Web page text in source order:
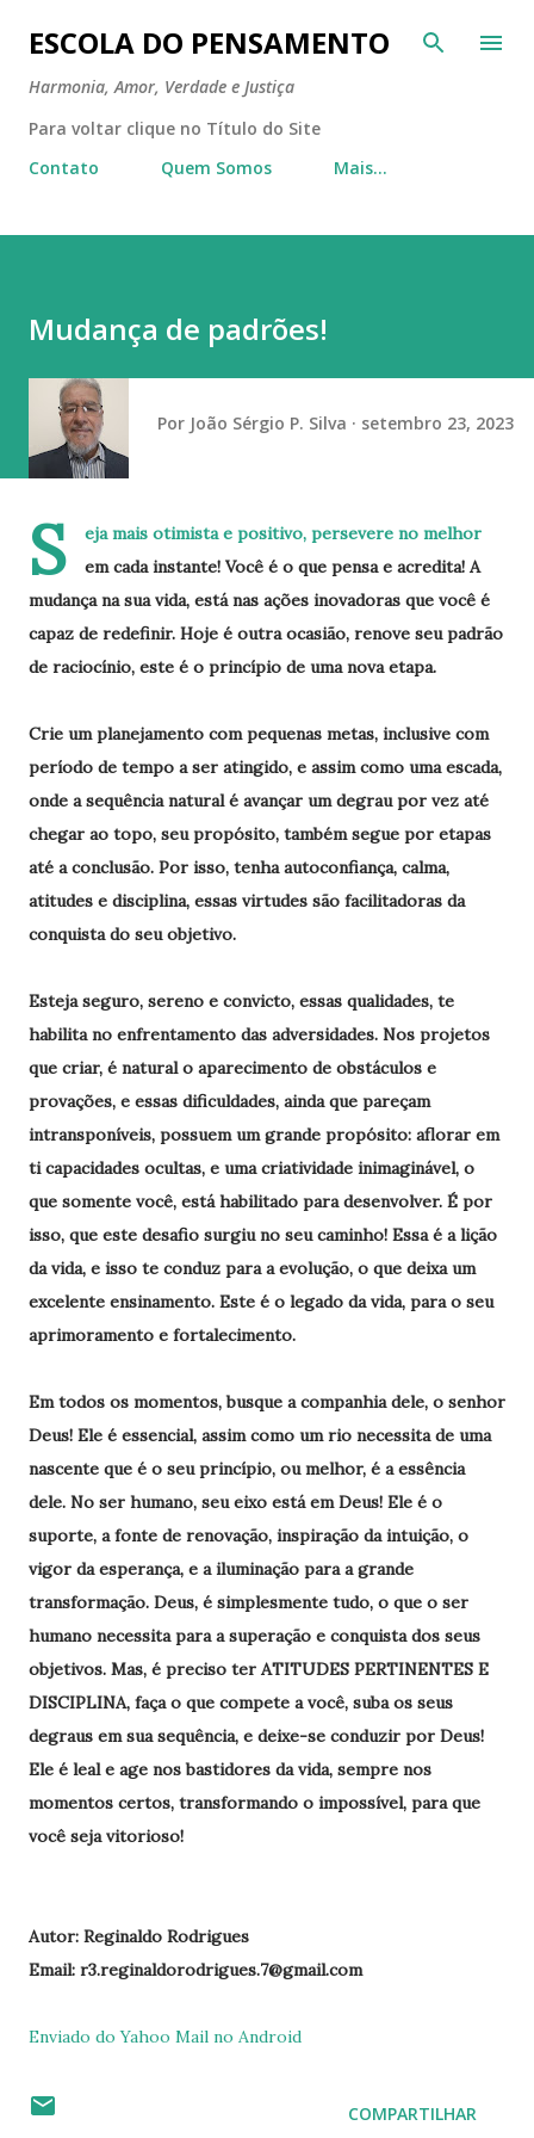
Pular para o conteúdo principal
ESCOLA DO PENSAMENTO
Harmonia, Amor, Verdade e Justiça
Para voltar clique no Título do Site
Contato
Quem Somos Mais…
Mudança de padrões!
Por João Sérgio P. Silva setembro 23, 2023
S
eja mais otimista e positivo, persevere no melhor
em cada instante! Você é o que pensa e acredita! A
mudança na sua vida, está nas ações inovadoras que você é
capaz de redefinir. Hoje é outra ocasião, renove seu padrão
de raciocínio, este é o princípio de uma nova etapa.
Crie um planejamento com pequenas metas, inclusive com
período de tempo a ser atingido, e assim como uma escada,
onde a sequência natural é avançar um degrau por vez até
chegar ao topo, seu propósito, também segue por etapas
até a conclusão. Por isso, tenha autoconfiança, calma,
atitudes e disciplina, essas virtudes são facilitadoras da
conquista do seu objetivo.
Esteja seguro, sereno e convicto, essas qualidades, te
habilita no enfrentamento das adversidades. Nos projetos
que criar, é natural o aparecimento de obstáculos e
provações, e essas dificuldades, ainda que pareçam
intransponíveis, possuem um grande propósito: aflorar em
ti capacidades ocultas, e uma criatividade inimaginável, o
que somente você, está habilitado para desenvolver. É por
isso, que este desafio surgiu no seu caminho! Essa é a lição
da vida, e isso te conduz para a evolução, o que deixa um
excelente ensinamento. Este é o legado da vida, para o seu
aprimoramento e fortalecimento.
Em todos os momentos, busque a companhia dele, o senhor
Deus! Ele é essencial, assim como um rio necessita de uma
nascente que é o seu princípio, ou melhor, é a essência
dele. No ser humano, seu eixo está em Deus! Ele é o
suporte, a fonte de renovação, inspiração da intuição, o
vigor da esperança, e a iluminação para a grande
transformação. Deus, é simplesmente tudo, o que o ser
humano necessita para a superação e conquista dos seus
objetivos. Mas, é preciso ter ATITUDES PERTINENTES E
DISCIPLINA, faça o que compete a você, suba os seus
degraus em sua sequência, e deixe-se conduzir por Deus!
Ele é leal e age nos bastidores da vida, sempre nos
momentos certos, transformando o impossível, para que
você seja vitorioso!
Autor: Reginaldo Rodrigues
Email: r3.reginaldorodrigues.7@gmail.com
Enviado do Yahoo Mail no Android
COMPARTILHAR